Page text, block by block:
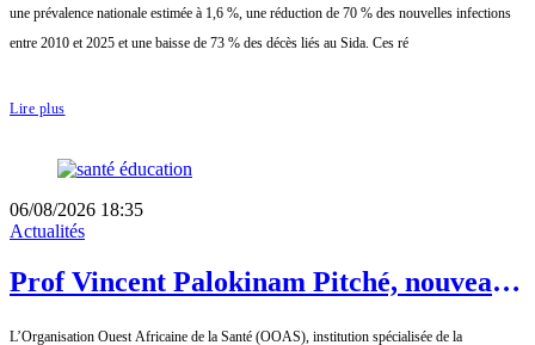
une prévalence nationale estimée à 1,6 %, une réduction de 70 % des nouvelles infections
entre 2010 et 2025 et une baisse de 73 % des décès liés au Sida. Ces ré
Lire plus
06/08/2026 18:35
Actualités
Prof Vincent Palokinam Pitché, nouveau
L’Organisation Ouest Africaine de la Santé (OOAS), institution spécialisée de la